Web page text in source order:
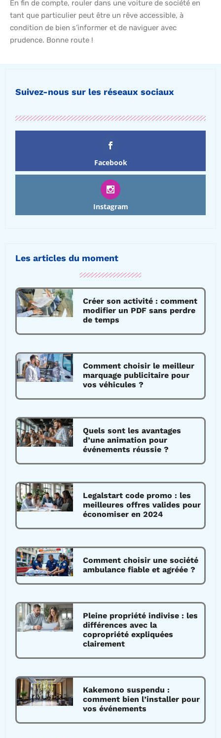
En fin de compte, rouler dans une voiture de société en
tant que particulier peut être un rêve accessible, à
condition de bien s’informer et de naviguer avec
prudence. Bonne route !
Suivez-nous sur les réseaux sociaux
Facebook
Instagram
Les articles du moment
Créer son activité : comment
modifier un PDF sans perdre
de temps
Comment choisir le meilleur
marquage publicitaire pour
vos véhicules ?
Quels sont les avantages
d’une animation pour
événements réussie ?
Legalstart code promo : les
meilleures offres valides pour
économiser en 2024
Comment choisir une société
ambulance fiable et agréée ?
Pleine propriété indivise : les
différences avec la
copropriété expliquées
clairement
Kakemono suspendu :
comment bien l’installer pour
vos événements